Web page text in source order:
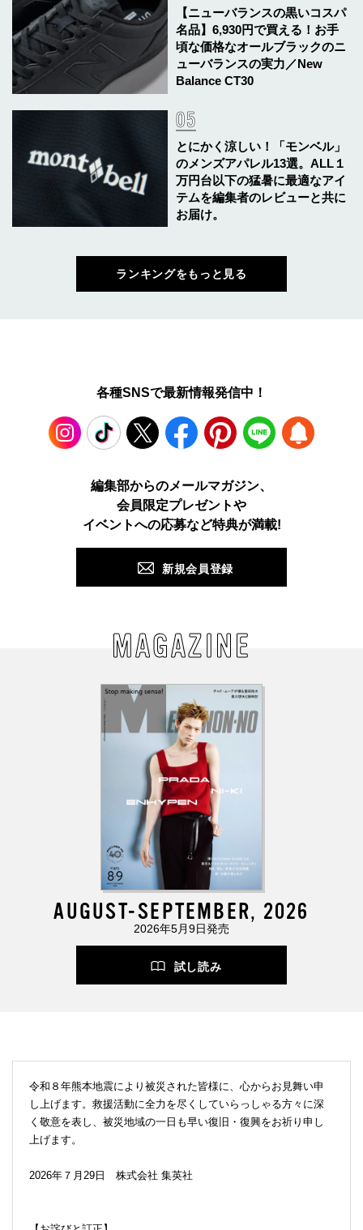
【ニューバランスの黒いコスパ
名品】6,930円で買える！お手
頃な価格なオールブラックのニ
ューバランスの実力／New
Balance CT30
とにかく涼しい！「モンベル」
のメンズアパレル13選。ALL１
万円台以下の猛暑に最適なアイ
テムを編集者のレビューと共に
お届け。
ランキングをもっと見る
各種SNSで最新情報発信中！
TikTok Facebook Pinterest LINE
編集部からのメールマガジン、
会員限定プレゼントや
イベントへの応募など特典が満載!
新規会員登録
MAGAZINE
AUGUST-SEPTEMBER, 2026
2026年5月9日発売
試し読み
令和８年熊本地震により被災された皆様に、心からお見舞い申
し上げます。救援活動に全力を尽くしていらっしゃる方々に深
く敬意を表し、被災地域の一日も早い復旧・復興をお祈り申し
上げます。
2026年７月29日 株式会社 集英社